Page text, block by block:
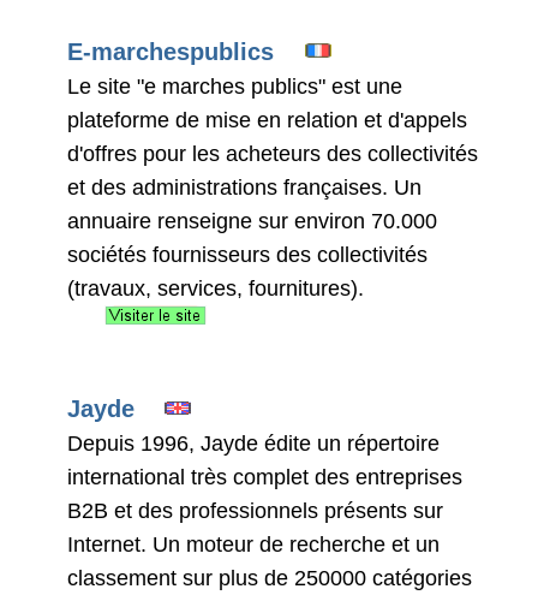
E-marchespublics
Le site "e marches publics" est une
plateforme de mise en relation et d'appels
d'offres pour les acheteurs des collectivités
et des administrations françaises. Un
annuaire renseigne sur environ 70.000
sociétés fournisseurs des collectivités
(travaux, services, fournitures).
Jayde
Depuis 1996, Jayde édite un répertoire
international très complet des entreprises
B2B et des professionnels présents sur
Internet. Un moteur de recherche et un
classement sur plus de 250000 catégories